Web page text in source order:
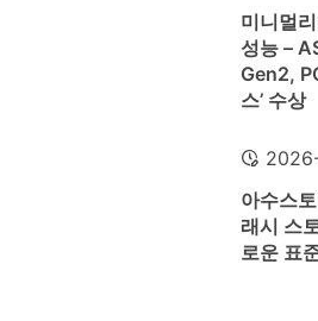
미니멀
성능 –
Gen2,
스’ 수상
아수스
래시 스
로운 표